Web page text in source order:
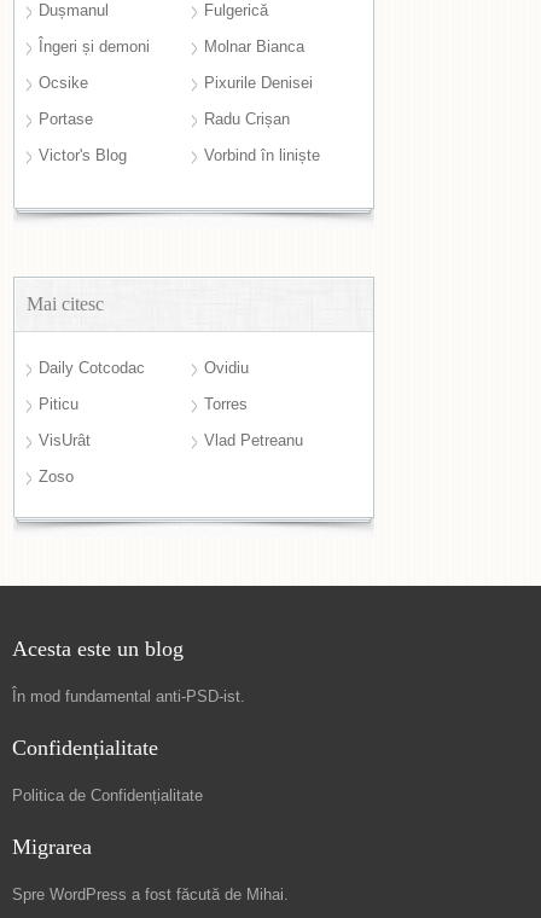
Dușmanul
Fulgerică
Îngeri și demoni
Molnar Bianca
Ocsike
Pixurile Denisei
Portase
Radu Crișan
Victor's Blog
Vorbind în liniște
Mai citesc
Daily Cotcodac
Ovidiu
Piticu
Torres
VisUrât
Vlad Petreanu
Zoso
Acesta este un blog
În mod fundamental anti-PSD-ist.
Confidențialitate
Politica de Confidențialitate
Migrarea
Spre WordPress a fost făcută de Mihai.